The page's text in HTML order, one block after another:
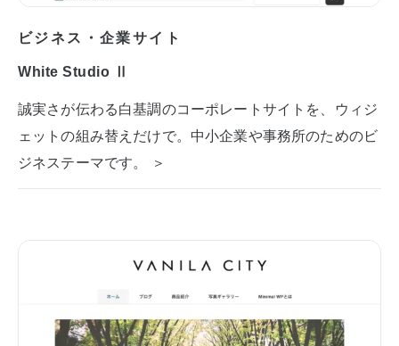
ビジネス・企業サイト
White Studio Ⅱ
誠実さが伝わる白基調のコーポレートサイトを、ウィジ
ェットの組み替えだけで。中小企業や事務所のためのビ
ジネステーマです。 ＞